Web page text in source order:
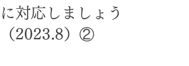
に対応しましょう
（2023.8）②